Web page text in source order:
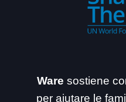
Ware sostiene
per aiutare le